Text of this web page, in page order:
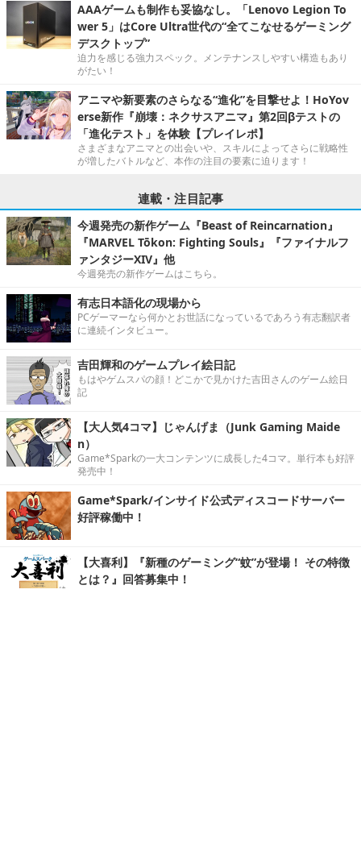
AAAゲームも制作も妥協なし。「Lenovo Legion To
wer 5」はCore Ultra世代の“全てこなせるゲーミング
デスクトップ”
迫力を感じる強力スペック。メンテナンスしやすい構造もあり
がたい！
アニマや新要素のさらなる“進化”を目撃せよ！HoYov
erse新作『崩壊：ネクサスアニマ』第2回βテストの
「進化テスト」を体験【プレイレポ】
さまざまなアニマとの出会いや、スキルによってさらに戦略性
が増したバトルなど、本作の注目の要素に迫ります！
連載・注目記事
今週発売の新作ゲーム『Beast of Reincarnation』
『MARVEL Tōkon: Fighting Souls』『ファイナルフ
ァンタジーXIV』他
今週発売の新作ゲームはこちら。
有志日本語化の現場から
PCゲーマーなら何かとお世話になっているであろう有志翻訳者
に連続インタビュー。
吉田輝和のゲームプレイ絵日記
もはやゲムスパの顔！どこかで見かけた吉田さんのゲーム絵日
記
【大人気4コマ】じゃんげま（Junk Gaming Maide
n）
Game*Sparkの一大コンテンツに成長した4コマ。単行本も好評
発売中！
Game*Spark/インサイド公式ディスコードサーバー
好評稼働中！
【大喜利】『新種のゲーミング“蚊”が登場！ その特徴
とは？』回答募集中！